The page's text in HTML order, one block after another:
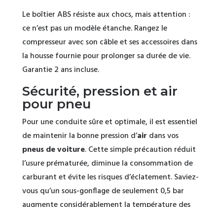
Le boîtier ABS résiste aux chocs, mais attention :
ce n’est pas un modèle étanche. Rangez le
compresseur avec son câble et ses accessoires dans
la housse fournie pour prolonger sa durée de vie.
Garantie 2 ans incluse.
Sécurité, pression et air
pour pneu
Pour une conduite sûre et optimale, il est essentiel
de maintenir la bonne pression d’air dans vos
pneus de voiture. Cette simple précaution réduit
l’usure prématurée, diminue la consommation de
carburant et évite les risques d’éclatement. Saviez-
vous qu’un sous-gonflage de seulement 0,5 bar